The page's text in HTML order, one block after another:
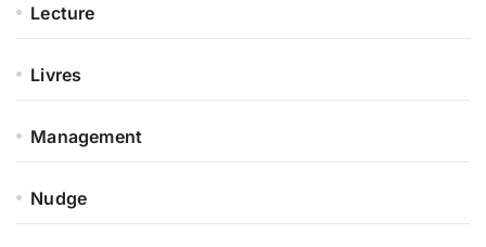
Lecture
Livres
Management
Nudge